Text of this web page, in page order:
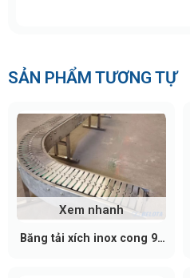
Tốc độ hoạt động:
Phụ kiện bánh nhông:
răng (21, 25 răng) và
chốt cốt trục đa dạng
40mm).
SẢN PHẨM TƯƠNG TỰ
Băng tải xích inox cong 90
Xem nhanh